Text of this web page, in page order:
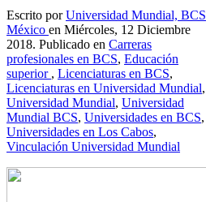
Escrito porUniversidad Mundial, BCS
México en Miércoles, 12 Diciembre
2018. Publicado en Carreras
profesionales en BCS, Educación
superior , Licenciaturas en BCS,
Licenciaturas en Universidad Mundial,
Universidad Mundial, Universidad
Mundial BCS, Universidades en BCS,
Universidades en Los Cabos,
Vinculación Universidad Mundial